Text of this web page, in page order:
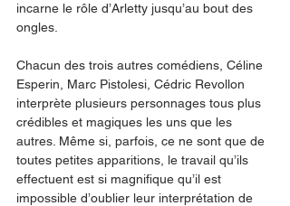
incarne le rôle d’Arletty jusqu’au bout des
ongles.
Chacun des trois autres comédiens, Céline
Esperin, Marc Pistolesi, Cédric Revollon
interprète plusieurs personnages tous plus
crédibles et magiques les uns que les
autres. Même si, parfois, ce ne sont que de
toutes petites apparitions, le travail qu’ils
effectuent est si magnifique qu’il est
impossible d’oublier leur interprétation de